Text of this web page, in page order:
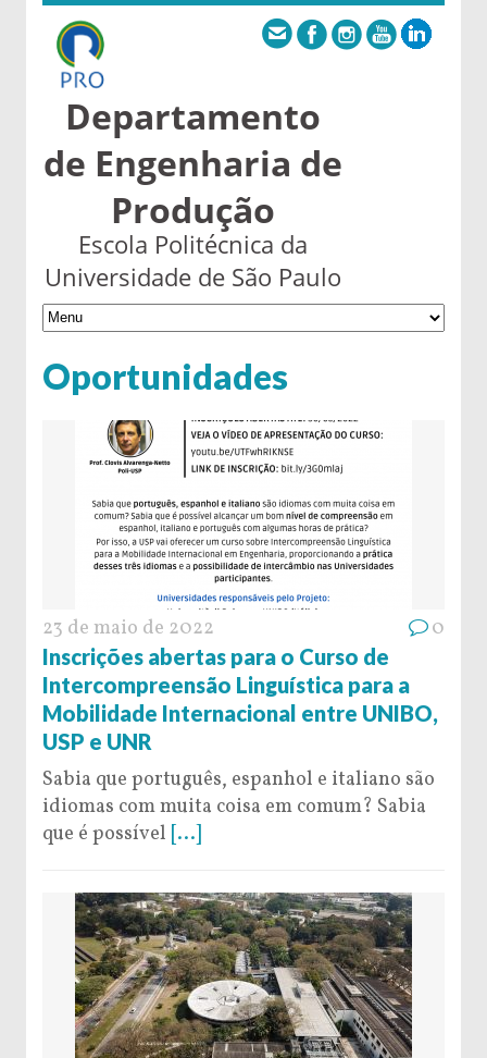
Departamento
de Engenharia de
Produção
Escola Politécnica da
Universidade de São Paulo
Oportunidades
23 de maio de 2022 0
Inscrições abertas para o Curso de
Intercompreensão Linguística para a
Mobilidade Internacional entre UNIBO,
USP e UNR
Sabia que português, espanhol e italiano são
idiomas com muita coisa em comum? Sabia
que é possível [...]